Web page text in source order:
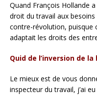
Quand François Hollande
droit du travail aux
contre-révolution, puisque
adaptait les droits des
Quid de l’inversion de
Le mieux est de vous
inspecteur du travail, j’ai